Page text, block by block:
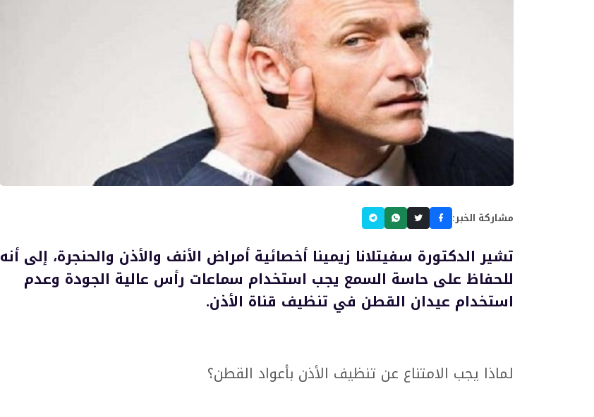
مشاركة الخبر:
تشير الدكتورة سفيتلانا زيمينا أخصائية أمراض الأنف والأذن والحنجرة، إلى أنه
للحفاظ على حاسة السمع يجب استخدام سماعات رأس عالية الجودة وعدم
استخدام عيدان القطن في تنظيف قناة الأذن.
لماذا يجب الامتناع عن تنظيف الأذن بأعواد القطن؟